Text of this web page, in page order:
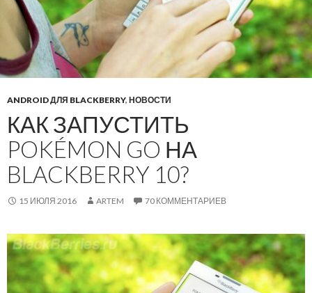
ANDROID ДЛЯ BLACKBERRY, НОВОСТИ
КАК ЗАПУСТИТЬ
POKÉMON GO НА
BLACKBERRY 10?
15 ИЮЛЯ 2016 ARTEM 70 КОММЕНТАРИЕВ